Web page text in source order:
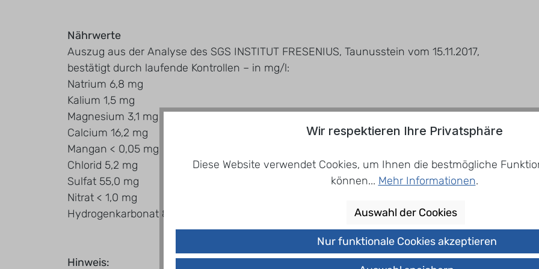
Nährwerte
Auszug aus der Analyse des SGS INSTITUT FRESENIUS, Taunusstein vom 15.11.2017,
bestätigt durch laufende Kontrollen – in mg/l:
Natrium 6,8 mg
Kalium 1,5 mg
Magnesium 3,1 mg
Calcium 16,2 mg
Mangan < 0,05 mg
Chlorid 5,2 mg
Sulfat 55,0 mg
Nitrat < 1,0 mg
Hydrogenkarbonat 8,0 mg/l
Hinweis:
Wir respektieren Ihre Privatsphäre
Diese Website verwendet Cookies, um Ihnen die bestmögliche
können... Mehr Informationen.
Auswahl der Cookies
Nur funktionale Cookies akzeptieren